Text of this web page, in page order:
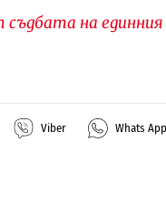
на
Viber Whats App